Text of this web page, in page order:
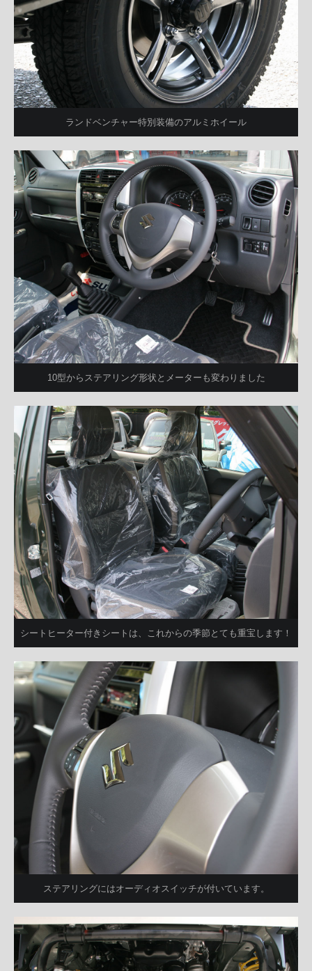
ランドベンチャー特別装備のアルミホイール
10型からステアリング形状とメーターも変わりました
シートヒーター付きシートは、これからの季節とても重宝します！
ステアリングにはオーディオスイッチが付いています。